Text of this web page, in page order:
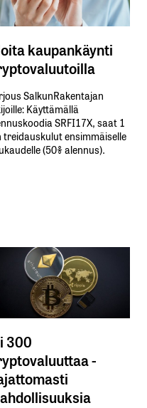
kaupankäynti
SalkunRakentajan
Käyttämällä​
​SRFI17X,​ ​saat​ ​1
treidauskulut​ ​ensimmäiselle​
​(50%​ ​alennus).
300
-